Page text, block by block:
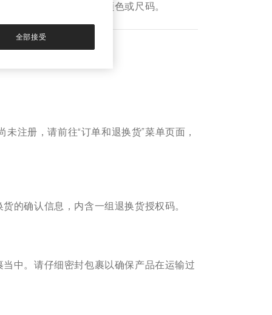
的同一款产品的不同颜色或尺码。
注册，请前往“订单和退换货”菜单页面，
的确认信息，内含一组退换货授权码。
中。请仔细密封包裹以确保产品在运输过
全部接受